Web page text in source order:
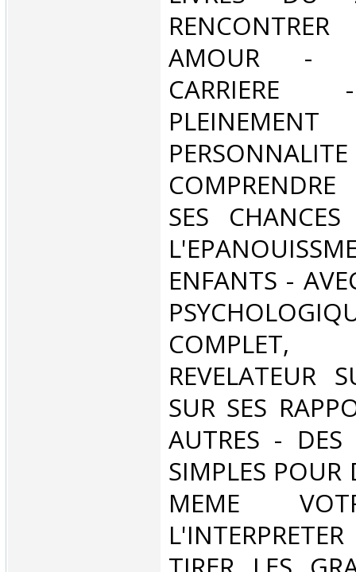
AMOUR -
CARRIERE
SES
ENFANTS -
REVELATEUR
SUR SES
AUTRES - DES
SIMPLES POUR
MEME